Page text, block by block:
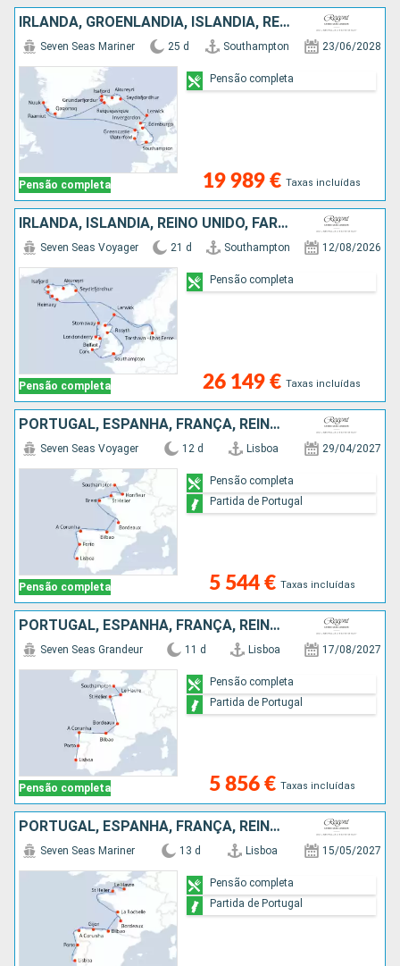
IRLANDA, GROENLANDIA, ISLÂNDIA, REINO UNIDO
Pensão completa
Seven Seas Mariner 25 d Southampton 23/06/2028
19 989 € Taxas incluídas
Pensão completa
IRLANDA, ISLÂNDIA, REINO UNIDO, FAROE (ILHAS)
Pensão completa
Seven Seas Voyager 21 d Southampton 12/08/2026
26 149 € Taxas incluídas
Pensão completa
PORTUGAL, ESPANHA, FRANÇA, REINO UNIDO
Pensão completa
Seven Seas Voyager 12 d Lisboa 29/04/2027
5 544 € Taxas incluídas
Pensão completa
Partida de Portugal
PORTUGAL, ESPANHA, FRANÇA, REINO UNIDO
Pensão completa
Seven Seas Grandeur 11 d Lisboa 17/08/2027
5 856 € Taxas incluídas
Pensão completa
Partida de Portugal
PORTUGAL, ESPANHA, FRANÇA, REINO UNIDO
Seven Seas Mariner 13 d Lisboa 15/05/2027
Pensão completa
Partida de Portugal